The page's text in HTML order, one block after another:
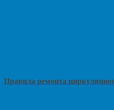
Правила ремонта